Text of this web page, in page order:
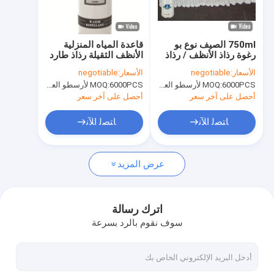
جولة في المصنع
News
نسيج رذاذ الطلاء
رذاذ الطلاء على الجدران
الاكريليك رذاذ الطلاء
وضع علامة على رذاذ الطلاء
قلم
قاعدة المياه المنزلية
الأنظف الثقيلة رذاذ طارد
المياه
الأسعار:negotiable
MOQ:6000PCS لأرسطو العلامة التجارية، 15000pcs عن العلامة التجارية للعملاء
أحصل على آخر سعر
ﺎﺘﺼﻟ ﺍﻶﻧ
750ml الصيف نوع بو
رغوة رذاذ الأنظف / رذاذ
العزل رغوة يمكن مكون
واحد
الأسعار:negotiable
MOQ:6000PCS لأرسطو العلامة التجارية، 15000pcs عن العلامة التجارية للعملاء
أحصل على آخر سعر
ﺎﺘﺼﻟ ﺍﻶﻧ
عرض المزيد
اترك رسالة
سوف نقوم بالرد بسرعة